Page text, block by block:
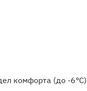
комфорта (до -